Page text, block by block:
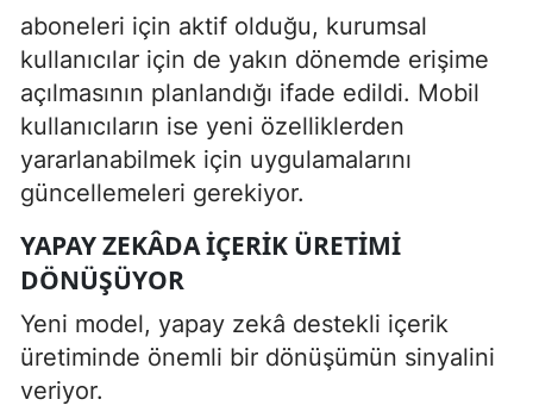
aboneleri için aktif olduğu, kurumsal
kullanıcılar için de yakın dönemde erişime
açılmasının planlandığı ifade edildi. Mobil
kullanıcıların ise yeni özelliklerden
yararlanabilmek için uygulamalarını
güncellemeleri gerekiyor.
YAPAY ZEKÂDA IÇERIK ÜRETIMI
DÖNÜŞÜYOR
Yeni model, yapay zekâ destekli içerik
üretiminde önemli bir dönüşümün sinyalini
veriyor.